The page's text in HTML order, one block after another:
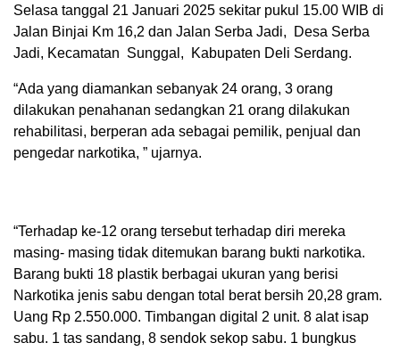
Selasa tanggal 21 Januari 2025 sekitar pukul 15.00 WIB di
Jalan Binjai Km 16,2 dan Jalan Serba Jadi, Desa Serba
Jadi, Kecamatan Sunggal, Kabupaten Deli Serdang.
“Ada yang diamankan sebanyak 24 orang, 3 orang
dilakukan penahanan sedangkan 21 orang dilakukan
rehabilitasi, berperan ada sebagai pemilik, penjual dan
pengedar narkotika, ” ujarnya.
“Terhadap ke-12 orang tersebut terhadap diri mereka
masing- masing tidak ditemukan barang bukti narkotika.
Barang bukti 18 plastik berbagai ukuran yang berisi
Narkotika jenis sabu dengan total berat bersih 20,28 gram.
Uang Rp 2.550.000. Timbangan digital 2 unit. 8 alat isap
sabu. 1 tas sandang, 8 sendok sekop sabu. 1 bungkus